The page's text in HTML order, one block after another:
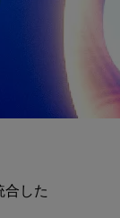
合した